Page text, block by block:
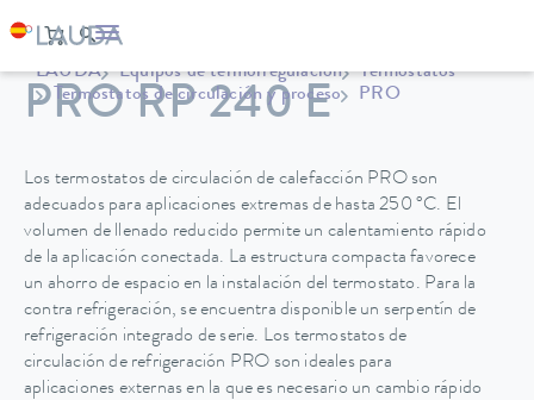
LAUDA Equipos de termorregulación
Termostatos
Termostatos de circulación y proceso
PRO
PRO RP 240 E
Los termostatos de circulación de calefacción PRO son
adecuados para aplicaciones extremas de hasta 250 °C. El
volumen de llenado reducido permite un calentamiento rápido
de la aplicación conectada. La estructura compacta favorece
un ahorro de espacio en la instalación del termostato. Para la
contra refrigeración, se encuentra disponible un serpentín de
refrigeración integrado de serie. Los termostatos de
circulación de refrigeración PRO son ideales para
aplicaciones externas en la que es necesario un cambio rápido